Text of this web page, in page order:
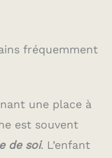
fréquemment
une place à
est souvent
de soi. L’enfant